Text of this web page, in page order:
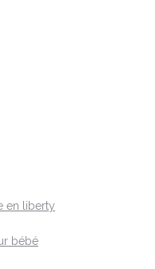
en liberty
bébé